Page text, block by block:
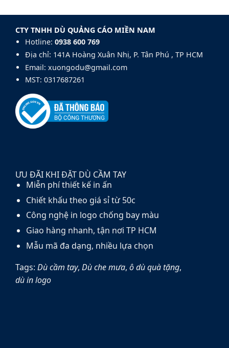
Golf
140cm
thủy
tinh
fiberglass
carbon
fiber
xuất
cầm
CTY TNHH DÙ QUẢNG CÁO MIỀN NAM
Hotline: 0938 600 769‬
Địa chỉ: 141A Hoàng Xuân Nhị, P. Tân Phú , TP HCM
Email: xuongodu@gmail.com
MST: 0317687261
ƯU ĐÃI KHI ĐẶT DÙ CẦM TAY
Miễn phí thiết kế in ấn
Chiết khấu theo giá sỉ từ 50c
Công nghệ in logo chống bay màu
Giao hàng nhanh, tận nơi TP HCM
Mẫu mã đa dạng, nhiều lựa chọn
Tags: Dù cầm tay, Dù che mưa, ô dù quà tặng,
dù in logo